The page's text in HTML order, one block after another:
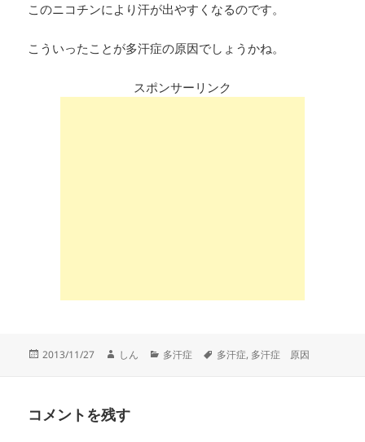
このニコチンにより汗が出やすくなるのです。
こういったことが多汗症の原因でしょうかね。
スポンサーリンク
投
2013/11/27
作
しん
カ
多汗症
タ
多汗症, 多汗症 原因
コメントを残す